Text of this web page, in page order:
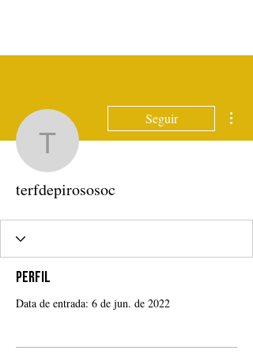
terfdepirososoc
Seguir
terfdepirososoc
Perfil
Data de entrada: 6 de jun. de 2022